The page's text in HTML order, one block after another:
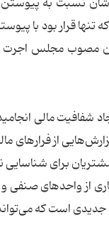
تنها قرار بود با
مصوب مجلس اجرت
شفافیت مالی
از
برای
از واحدهای صنفی
جدیدی است که